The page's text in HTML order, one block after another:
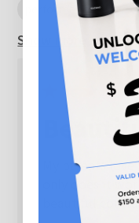
performance
rice
Show more
My parents
only does it
beautiful